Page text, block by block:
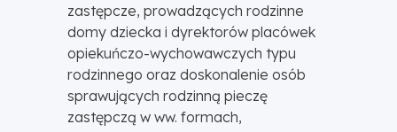
zastępcze, prowadzących rodzinne
domy dziecka i dyrektorów placówek
opiekuńczo-wychowawczych typu
rodzinnego oraz doskonalenie osób
sprawujących rodzinną pieczę
zastępczą w ww. formach,